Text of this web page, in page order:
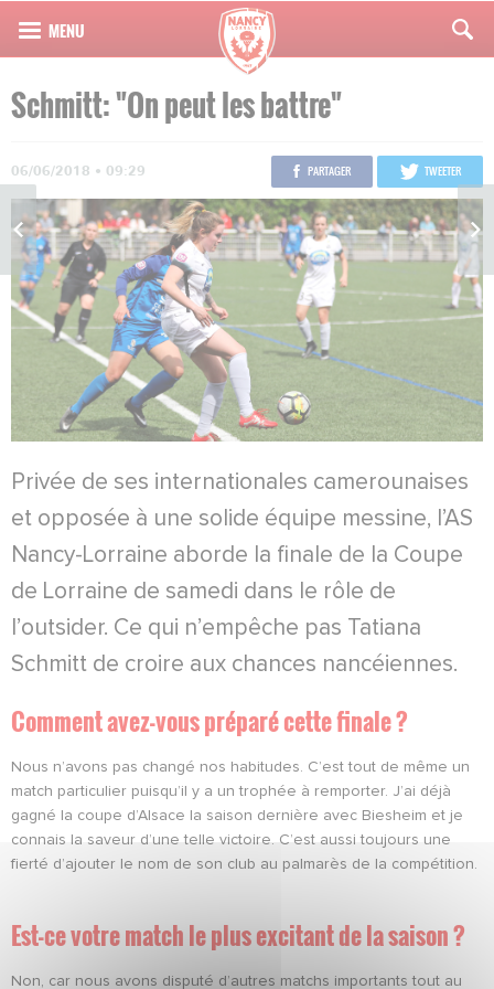
Schmitt: "On peut les battre"
06/06/2018 • 09:29 PARTAGER TWEETER
Privée de ses internationales camerounaises
et opposée à une solide équipe messine, l’AS
Nancy-Lorraine aborde la finale de la Coupe
de Lorraine de samedi dans le rôle de
l’outsider. Ce qui n’empêche pas Tatiana
Schmitt de croire aux chances nancéiennes.
Comment avez-vous préparé cette finale ?
Nous n’avons pas changé nos habitudes. C’est tout de même un
match particulier puisqu’il y a un trophée à remporter. J’ai déjà
gagné la coupe d’Alsace la saison dernière avec Biesheim et je
connais la saveur d’une telle victoire. C’est aussi toujours une
fierté d’ajouter le nom de son club au palmarès de la compétition.
Est-ce votre match le plus excitant de la saison ?
Non, car nous avons disputé d’autres matchs importants tout au